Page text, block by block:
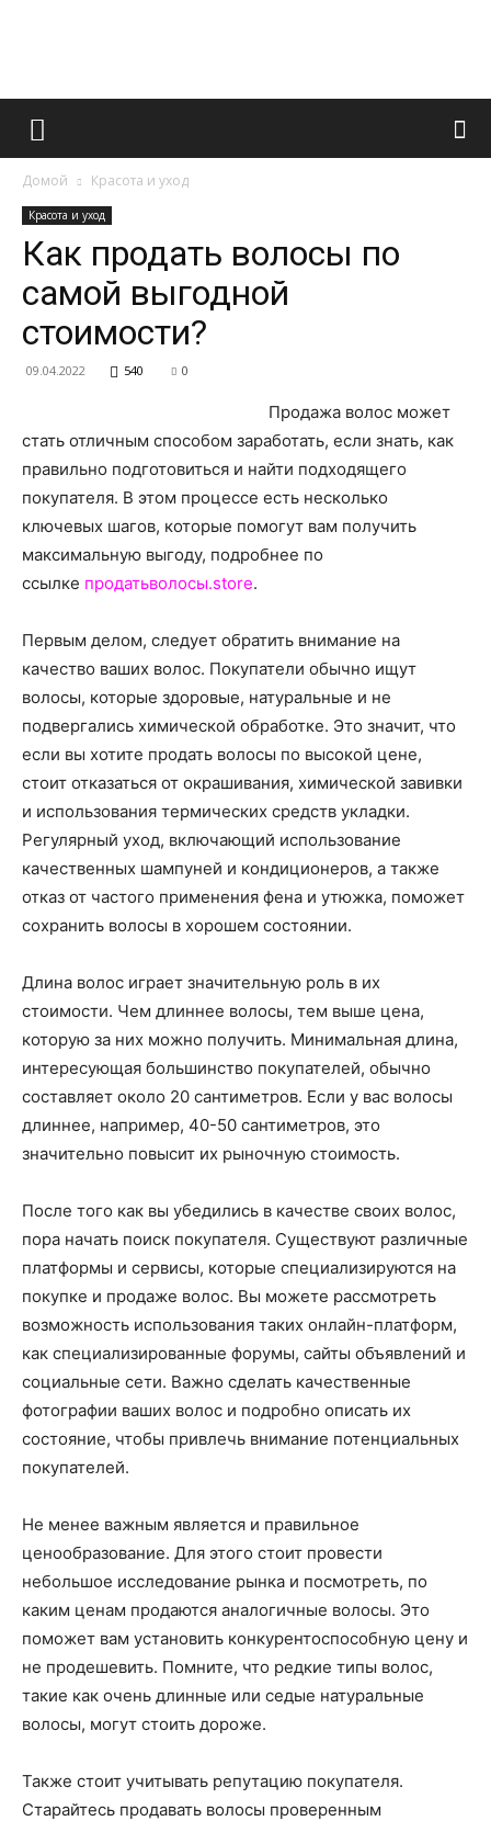
Французский
и
о
нем
Домой Красота и уход
Красота и уход
Как продать волосы по
самой выгодной
стоимости?
09.04.2022 540 0
Продажа волос может
стать отличным способом заработать, если знать, как
правильно подготовиться и найти подходящего
покупателя. В этом процессе есть несколько
ключевых шагов, которые помогут вам получить
максимальную выгоду, подробнее по
ссылке продатьволосы.store.
Первым делом, следует обратить внимание на
качество ваших волос. Покупатели обычно ищут
волосы, которые здоровые, натуральные и не
подвергались химической обработке. Это значит, что
если вы хотите продать волосы по высокой цене,
стоит отказаться от окрашивания, химической завивки
и использования термических средств укладки.
Регулярный уход, включающий использование
качественных шампуней и кондиционеров, а также
отказ от частого применения фена и утюжка, поможет
сохранить волосы в хорошем состоянии.
Длина волос играет значительную роль в их
стоимости. Чем длиннее волосы, тем выше цена,
которую за них можно получить. Минимальная длина,
интересующая большинство покупателей, обычно
составляет около 20 сантиметров. Если у вас волосы
длиннее, например, 40-50 сантиметров, это
значительно повысит их рыночную стоимость.
После того как вы убедились в качестве своих волос,
пора начать поиск покупателя. Существуют различные
платформы и сервисы, которые специализируются на
покупке и продаже волос. Вы можете рассмотреть
возможность использования таких онлайн-платформ,
как специализированные форумы, сайты объявлений и
социальные сети. Важно сделать качественные
фотографии ваших волос и подробно описать их
состояние, чтобы привлечь внимание потенциальных
покупателей.
Не менее важным является и правильное
ценообразование. Для этого стоит провести
небольшое исследование рынка и посмотреть, по
каким ценам продаются аналогичные волосы. Это
поможет вам установить конкурентоспособную цену и
не продешевить. Помните, что редкие типы волос,
такие как очень длинные или седые натуральные
волосы, могут стоить дороже.
Также стоит учитывать репутацию покупателя.
Старайтесь продавать волосы проверенным